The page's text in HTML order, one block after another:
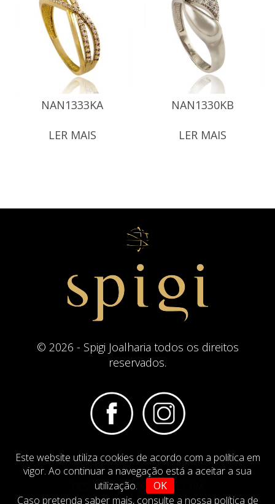
Este website utiliza cookies de acordo com a política em
vigor. Ao continuar a navegação está a aceitar a sua
utilização.
OK
Caso pretenda saber mais, consulte a nossa política de
NAN1333KA
LER MAIS
NAN1330KB
LER MAIS
© 2026 - Spigi Joalharia todos os direitos
reservados.
Termos e Condições Website Politica de Cookies
DESIGN BYIMAGINEVIRTUAL.COM